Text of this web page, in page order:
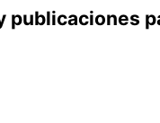
publicaciones